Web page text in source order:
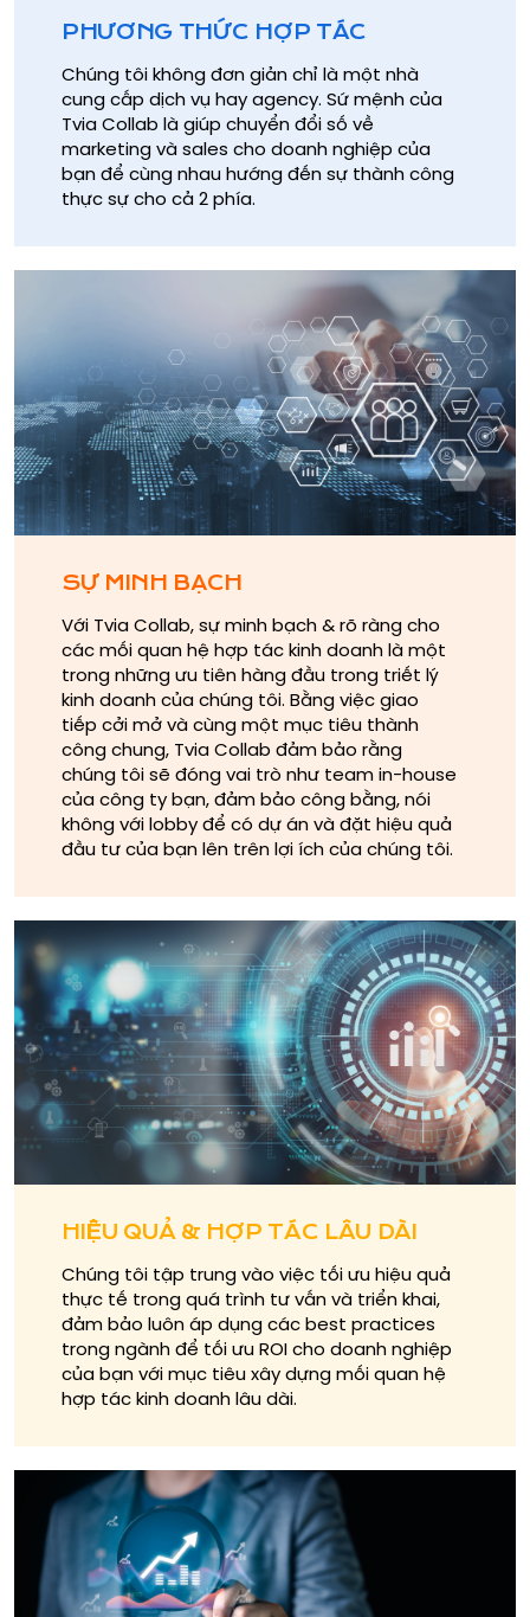
PHƯƠNG THỨC HỢP TÁC
Chúng tôi không đơn giản chỉ là một nhà
cung cấp dịch vụ hay agency. Sứ mệnh của
Tvia Collab là giúp chuyển đổi số về
marketing và sales cho doanh nghiệp của
bạn để cùng nhau hướng đến sự thành công
thực sự cho cả 2 phía.
SỰ MINH BẠCH
Với Tvia Collab, sự minh bạch & rõ ràng cho
các mối quan hệ hợp tác kinh doanh là một
trong những ưu tiên hàng đầu trong triết lý
kinh doanh của chúng tôi. Bằng việc giao
tiếp cởi mở và cùng một mục tiêu thành
công chung, Tvia Collab đảm bảo rằng
chúng tôi sẽ đóng vai trò như team in-house
của công ty bạn, đảm bảo công bằng, nói
không với lobby để có dự án và đặt hiệu quả
đầu tư của bạn lên trên lợi ích của chúng tôi.
HIỆU QUẢ & HỢP TÁC LÂU DÀI
Chúng tôi tập trung vào việc tối ưu hiệu quả
thực tế trong quá trình tư vấn và triển khai,
đảm bảo luôn áp dụng các best practices
trong ngành để tối ưu ROI cho doanh nghiệp
của bạn với mục tiêu xây dựng mối quan hệ
hợp tác kinh doanh lâu dài.